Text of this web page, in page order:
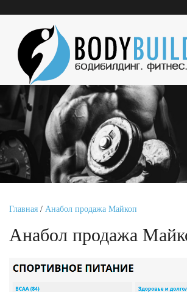
Главная / Анабол продажа Майкоп
Анабол продажа